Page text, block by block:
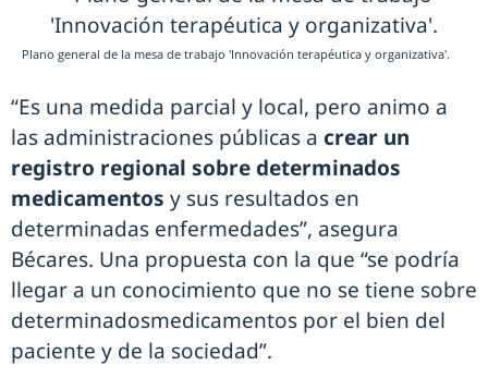
Plano general de la mesa de trabajo 'Innovación terapéutica y organizativa'.
“Es una medida parcial y local, pero animo a
las administraciones públicas a crear un
registro regional sobre determinados
medicamentos y sus resultados en
determinadas enfermedades”, asegura
Bécares. Una propuesta con la que “se podría
llegar a un conocimiento que no se tiene sobre
determinadosmedicamentos por el bien del
paciente y de la sociedad”.